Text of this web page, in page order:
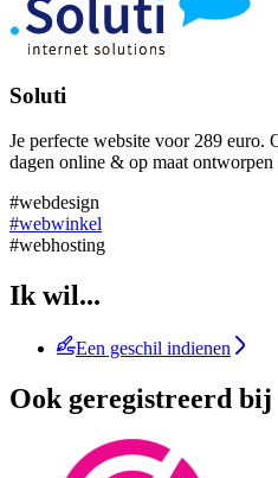
Soluti
Je perfecte website voor 289 euro.
dagen online & op maat ontworpen
#webdesign
#webwinkel
#webhosting
Ik wil...
Een geschil indienen
Ook geregistreerd bij